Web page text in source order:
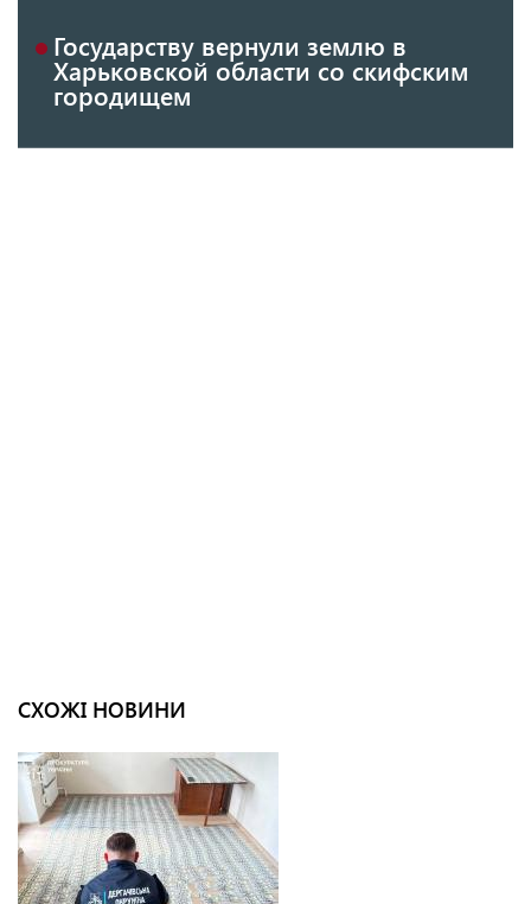
Государству вернули землю в
Харьковской области со скифским
городищем
СХОЖІ НОВИНИ